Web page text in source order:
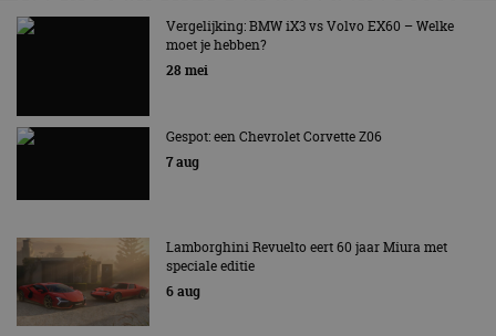
AUTORAI REGELT HET!
EV Experience 2026 van 24 tot 26 september
Vergelijking: BMW iX3 vs Volvo EX60 – Welke
moet je hebben?
28 mei
Gespot: een Chevrolet Corvette Z06
7 aug
Lamborghini Revuelto eert 60 jaar Miura met
speciale editie
6 aug